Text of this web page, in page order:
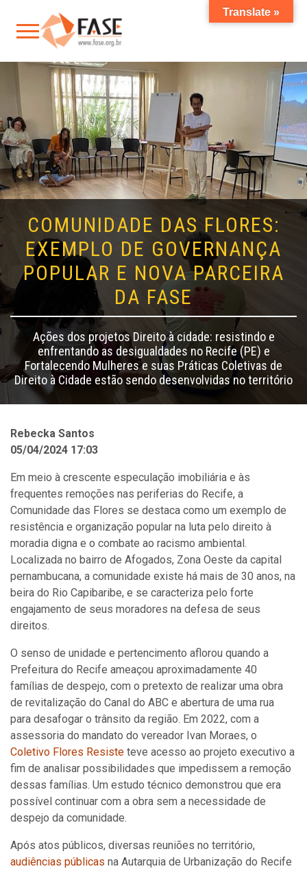
COMUNIDADE DAS FLORES:
EXEMPLO DE GOVERNANÇA
POPULAR E NOVA PARCEIRA
DA FASE
Ações dos projetos Direito à cidade: resistindo e
enfrentando as desigualdades no Recife (PE) e
Fortalecendo Mulheres e suas Práticas Coletivas de
Direito à Cidade estão sendo desenvolvidas no território
Rebecka Santos
05/04/2024 17:03
Em meio à crescente especulação imobiliária e às
frequentes remoções nas periferias do Recife, a
Comunidade das Flores se destaca como um exemplo de
resistência e organização popular na luta pelo direito à
moradia digna e o combate ao racismo ambiental.
Localizada no bairro de Afogados, Zona Oeste da capital
pernambucana, a comunidade existe há mais de 30 anos, na
beira do Rio Capibaribe, e se caracteriza pelo forte
engajamento de seus moradores na defesa de seus
direitos.
O senso de unidade e pertencimento aflorou quando a
Prefeitura do Recife ameaçou aproximadamente 40
famílias de despejo, com o pretexto de realizar uma obra
de revitalização do Canal do ABC e abertura de uma rua
para desafogar o trânsito da região. Em 2022, com a
assessoria do mandato do vereador Ivan Moraes, o
Coletivo Flores Resiste teve acesso ao projeto executivo a
fim de analisar possibilidades que impedissem a remoção
dessas famílias. Um estudo técnico demonstrou que era
possível continuar com a obra sem a necessidade de
despejo da comunidade.
Após atos públicos, diversas reuniões no território,
audiências públicas na Autarquia de Urbanização do Recife
Translate »